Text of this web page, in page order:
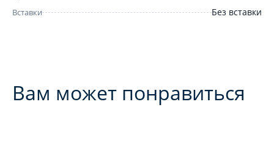
Вставки Без вставки
Вам может понравиться